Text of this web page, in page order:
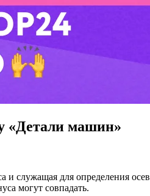
«Детали машин»
и служащая для определения
могут совпадать.